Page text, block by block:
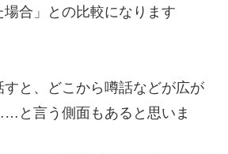
合」との比較になります
すと、どこから噂話などが広が
と言う側面もあると思いま